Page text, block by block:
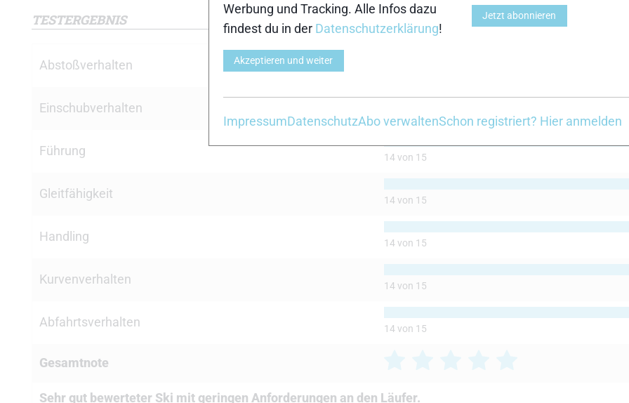
TESTERGEBNIS
Abstoßverhalten
Einschubverhalten 14 von 15
Führung 14 von 15
Gleitfähigkeit 14 von 15
Handling 14 von 15
Kurvenverhalten 14 von 15
Abfahrtsverhalten 14 von 15
Gesamtnote
Sehr gut bewerteter Ski mit geringen Anforderungen an den Läufer.
Werbung und Tracking. Alle Infos dazu
findest du in der Datenschutzerklärung!
Akzeptieren und weiter
Jetzt abonnieren
ImpressumDatenschutzAbo verwaltenSchon registriert? Hier anmelden